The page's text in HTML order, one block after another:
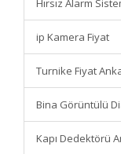
Hırsız Alarm
ip Kamera Fiyat
Turnike Fiyat
Bina Görüntülü
Kapı Dedektörü